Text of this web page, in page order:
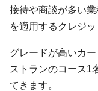
接待や商談が多い
を適用するクレジ
グレードが高いカ
ストランのコース1
てきます。